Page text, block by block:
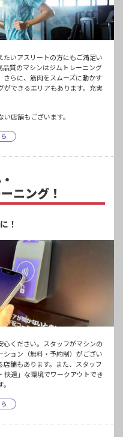
いアスリートの方にもご満足い
質のマシンはジムトレーニング
らに、筋肉をスムーズに動かす
ができるエリアもあります。充実
店舗もございます。
ニング！
！
ください。スタッフがマシンの
ョン（無料・予約制）がござい
舗もあります。また、スタッフ
快適」な環境でワークアウトでき